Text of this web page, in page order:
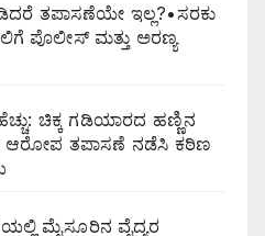
ತಪಾಸಣೆಯೇ ಇಲ್ಲ?•ಸರಕು
ಪೊಲೀಸ್ ಮತ್ತು ಅರಣ್ಯ
ಚಿಕ್ಕ ಗಡಿಯಾರದ ಹಣ್ಣಿನ
ಆರೋಪ ತಪಾಸಣೆ ನಡೆಸಿ ಕಠಿಣ
ಮೈಸೂರಿನ ವೈದ್ಯರ